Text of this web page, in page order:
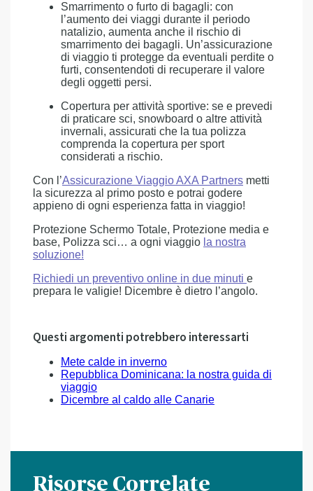
Smarrimento o furto di bagagli: con
l’aumento dei viaggi durante il periodo
natalizio, aumenta anche il rischio di
smarrimento dei bagagli. Un’assicurazione
di viaggio ti protegge da eventuali perdite o
furti, consentendoti di recuperare il valore
degli oggetti persi.
Copertura per attività sportive: se e prevedi
di praticare sci, snowboard o altre attività
invernali, assicurati che la tua polizza
comprenda la copertura per sport
considerati a rischio.
Con l’Assicurazione Viaggio AXA Partners metti
la sicurezza al primo posto e potrai godere
appieno di ogni esperienza fatta in viaggio!
Protezione Schermo Totale, Protezione media e
base, Polizza sci… a ogni viaggio la nostra
soluzione!
Richiedi un preventivo online in due minuti e
prepara le valigie! Dicembre è dietro l’angolo.
Questi argomenti potrebbero interessarti
Mete calde in inverno
Repubblica Dominicana: la nostra guida di
viaggio
Dicembre al caldo alle Canarie
Risorse Correlate